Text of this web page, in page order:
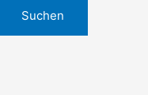
Suchen